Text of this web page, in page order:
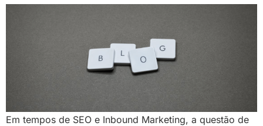
Em tempos de SEO e Inbound Marketing, a questão de